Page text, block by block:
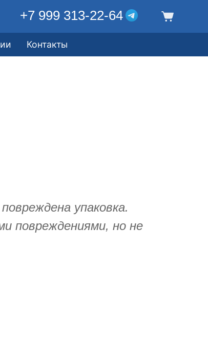
+7 999 313-22-64
Контакты
упаковка.
повреждениями, но не